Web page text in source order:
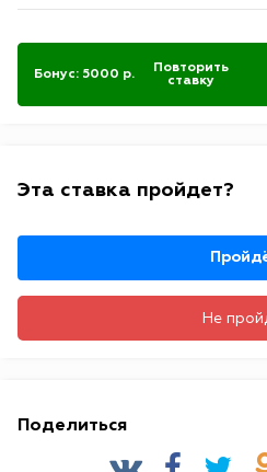
Бонус: 5000 р.
Повторить
ставку
Эта ставка пройдет?
Не
Поделиться